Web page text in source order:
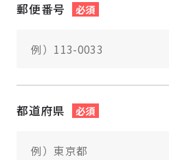
郵便番号 必須
都道府県 必須